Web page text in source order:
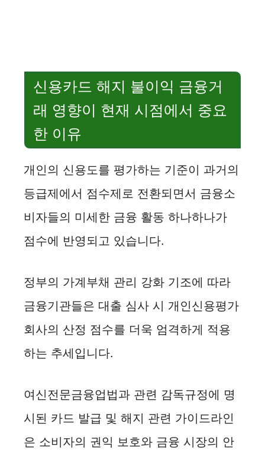
신용카드 해지 불이익 금융거
래 영향이 현재 시점에서 중요
한 이유
개인의 신용도를 평가하는 기준이 과거의
등급제에서 점수제로 전환되면서 금융소
비자들의 미세한 금융 활동 하나하나가
점수에 반영되고 있습니다.
정부의 가계부채 관리 강화 기조에 따라
금융기관들은 대출 심사 시 개인신용평가
회사의 산정 점수를 더욱 엄격하게 적용
하는 추세입니다.
여신전문금융업법과 관련 감독규정에 명
시된 카드 발급 및 해지 관련 가이드라인
은 소비자의 권익 보호와 금융 시장의 안